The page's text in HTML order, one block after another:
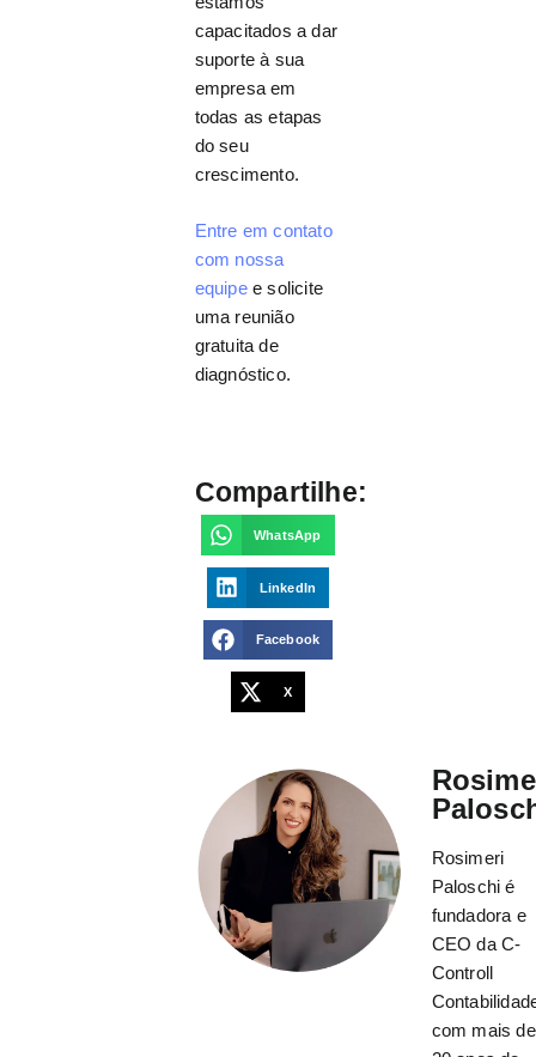
capacitados a dar
suporte à sua
empresa em
todas as etapas
do seu
crescimento.
Entre em contato
com nossa
equipee solicite
uma reunião
gratuita de
diagnóstico.
Compartilhe:
WhatsApp
LinkedIn
Facebook
X
Rosimeri
Paloschi é
fundadora e
CEO da C-
Controll
com mais de